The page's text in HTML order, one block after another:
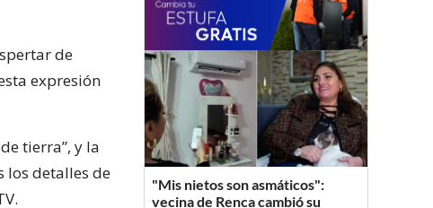
de
expresión
tierra”, y la
los detalles de
"Mis nietos son asmáticos":
vecina de Renca cambió su